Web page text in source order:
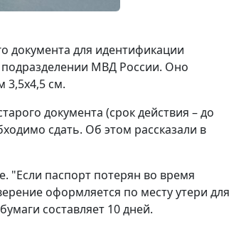
документа для идентификации
МВД России. Оно
3,5x4,5 см.
документа (срок действия – до
сдать. Об этом рассказали в
"Если паспорт потерян во время
оформляется по месту утери для
составляет 10 дней.